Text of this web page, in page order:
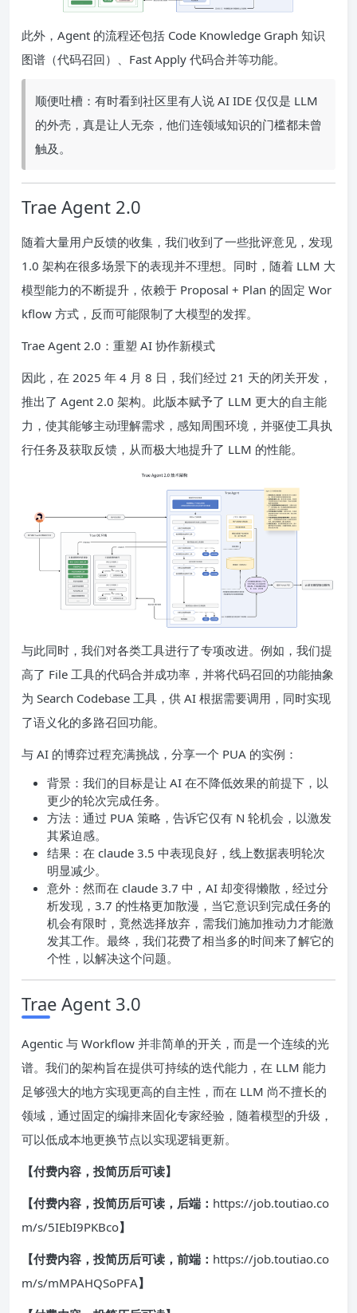
此外，Agent 的流程还包括 Code Knowledge Graph 知识
图谱（代码召回）、Fast Apply 代码合并等功能。
顺便吐槽：有时看到社区里有人说 AI IDE 仅仅是 LLM
的外壳，真是让人无奈，他们连领域知识的门槛都未曾
触及。
Trae Agent 2.0
随着大量用户反馈的收集，我们收到了一些批评意见，发现
1.0 架构在很多场景下的表现并不理想。同时，随着 LLM 大
模型能力的不断提升，依赖于 Proposal + Plan 的固定 Wor
kflow 方式，反而可能限制了大模型的发挥。
Trae Agent 2.0：重塑 AI 协作新模式
因此，在 2025 年 4 月 8 日，我们经过 21 天的闭关开发，
推出了 Agent 2.0 架构。此版本赋予了 LLM 更大的自主能
力，使其能够主动理解需求，感知周围环境，并驱使工具执
行任务及获取反馈，从而极大地提升了 LLM 的性能。
与此同时，我们对各类工具进行了专项改进。例如，我们提
高了 File 工具的代码合并成功率，并将代码召回的功能抽象
为 Search Codebase 工具，供 AI 根据需要调用，同时实现
了语义化的多路召回功能。
与 AI 的博弈过程充满挑战，分享一个 PUA 的实例：
背景：我们的目标是让 AI 在不降低效果的前提下，以
更少的轮次完成任务。
方法：通过 PUA 策略，告诉它仅有 N 轮机会，以激发
其紧迫感。
结果：在 claude 3.5 中表现良好，线上数据表明轮次
明显减少。
意外：然而在 claude 3.7 中，AI 却变得懒散，经过分
析发现，3.7 的性格更加散漫，当它意识到完成任务的
机会有限时，竟然选择放弃，需我们施加推动力才能激
发其工作。最终，我们花费了相当多的时间来了解它的
个性，以解决这个问题。
Trae Agent 3.0
Agentic 与 Workflow 并非简单的开关，而是一个连续的光
谱。我们的架构旨在提供可持续的迭代能力，在 LLM 能力
足够强大的地方实现更高的自主性，而在 LLM 尚不擅长的
领域，通过固定的编排来固化专家经验，随着模型的升级，
可以低成本地更换节点以实现逻辑更新。
【付费内容，投简历后可读】
【付费内容，投简历后可读，后端： https://job.toutiao.co
m/s/5IEbI9PKBco】
【付费内容，投简历后可读，前端： https://job.toutiao.co
m/s/mMPAHQSoPFA】